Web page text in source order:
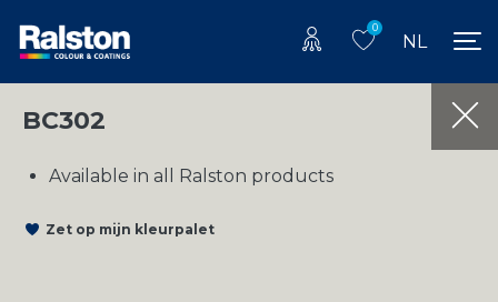
0
NL
BC302
Available in all Ralston products
Zet op mijn kleurpalet